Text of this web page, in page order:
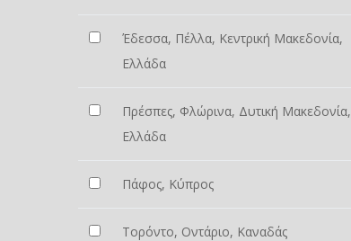
Έδεσσα, Πέλλα, Κεντρική Μακεδονία,
Ελλάδα
Πρέσπες, Φλώρινα, Δυτική Μακεδονία,
Ελλάδα
Πάφος, Κύπρος
Τορόντο, Οντάριο, Καναδάς